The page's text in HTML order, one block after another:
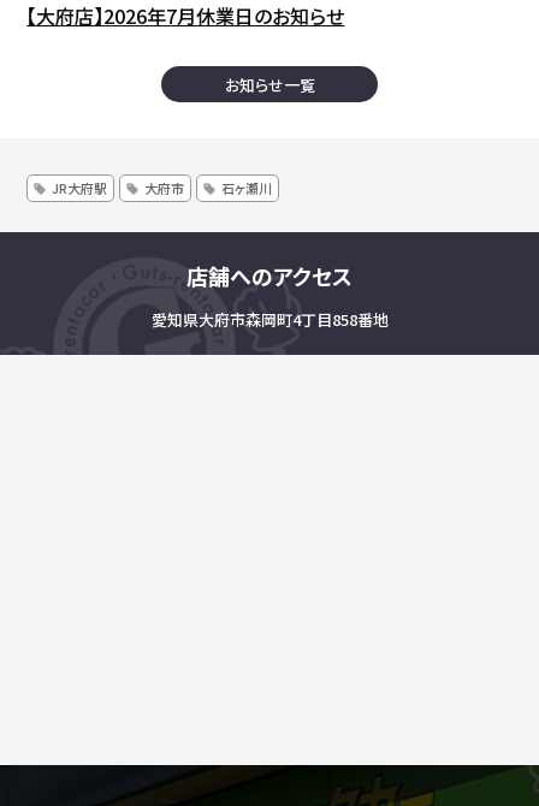
【大府店】2026年7月休業日のお知らせ
お知らせ一覧
JR大府駅 大府市 石ヶ瀬川
店舗へのアクセス
愛知県大府市森岡町4丁目858番地